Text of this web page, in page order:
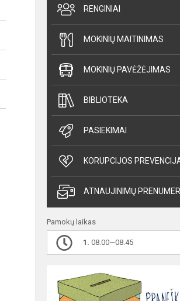
RENGINIAI
MOKINIŲ MAITINIMAS
MOKINIŲ PAVĖŽĖJIMAS
BIBLIOTEKA
PASIEKIMAI
KORUPCIJOS
ATNAUJINIMŲ
Pamokų laikas
1. 08.00—08.45